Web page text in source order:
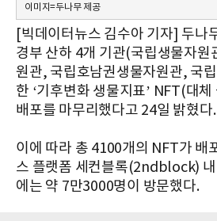
이미지=두나무 제공
[빅데이터뉴스 김수아 기자] 두나
경부 산하 4개 기관(국립생물자원
원관, 국립호남권생물자원관, 국
한 ‘기후변화 생물지표’ NFT(대
배포를 마무리했다고 24일 밝혔다.
이에 따라 총 4100개의 NFT가 배
스 플랫폼 세컨블록(2ndblock)
에는 약 7만3000명이 방문했다.